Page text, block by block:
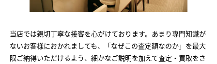
当店では親切丁寧な接客を心がけております。あまり専門知識が
ないお客様におかれましても、「なぜこの査定額なのか」を最大
限ご納得いただけるよう、細かなご説明を加えて査定・買取をさ